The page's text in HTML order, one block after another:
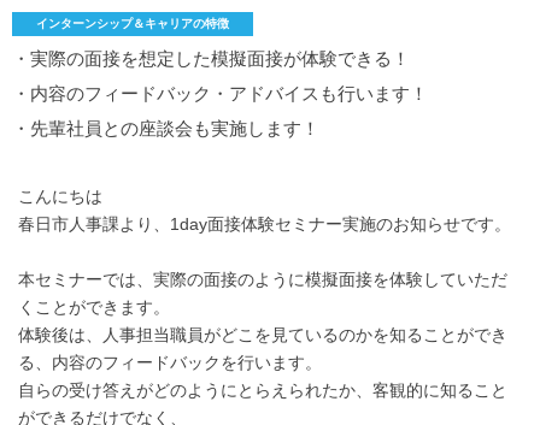
インターンシップ＆キャリアの特徴
・実際の面接を想定した模擬面接が体験できる！
・内容のフィードバック・アドバイスも行います！
・先輩社員との座談会も実施します！
こんにちは
春日市人事課より、1day面接体験セミナー実施のお知らせです。
本セミナーでは、実際の面接のように模擬面接を体験していただ
くことができます。
体験後は、人事担当職員がどこを見ているのかを知ることができ
る、内容のフィードバックを行います。
自らの受け答えがどのようにとらえられたか、客観的に知ること
ができるだけでなく、